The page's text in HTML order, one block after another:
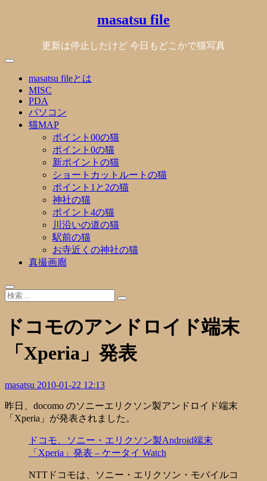
masatsu file
更新は停止したけど 今日もどこかで猫写真
masatsu fileとは
MISC
PDA
パソコン
猫MAP
ポイント00の猫
ポイント0の猫
新ポイントの猫
ショートカットルートの猫
ポイント1と2の猫
神社の猫
ポイント4の猫
川沿いの道の猫
駅前の猫
お寺近くの神社の猫
真撮画廊
ドコモのアンドロイド端末
「Xperia」発表
masatsu 2010-01-22 12:13
昨日、docomo のソニーエリクソン製アンドロイド端末
「Xperia」が発表されました。
ドコモ、ソニー・エリクソン製Android端末
「Xperia」発表 – ケータイ Watch
NTTドコモは、ソニー・エリクソン・モバイルコ